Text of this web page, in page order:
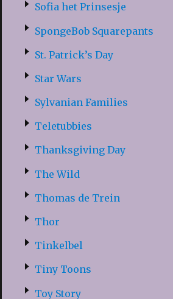
Sofia het Prinsesje
SpongeBob Squarepants
St. Patrick’s Day
Star Wars
Sylvanian Families
Teletubbies
Thanksgiving Day
The Wild
Thomas de Trein
Thor
Tinkelbel
Tiny Toons
Toy Story